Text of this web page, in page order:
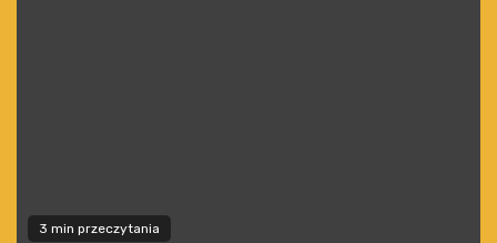
3 min przeczytania